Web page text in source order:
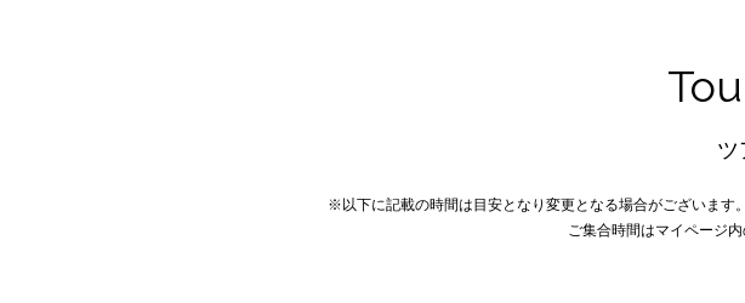
ツ
※以下に記載の時間は目安となり変更となる場合がございます
ご集合時間はマイページ